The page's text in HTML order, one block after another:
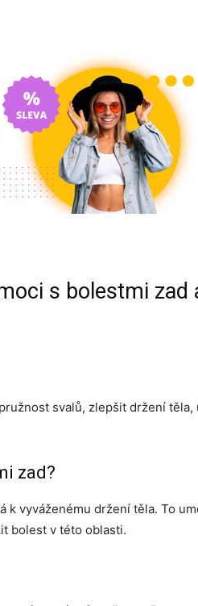
s bolestmi zad
svalů, zlepšit držení těla,
zad?
k vyváženému držení těla. To
bolest v této oblasti.